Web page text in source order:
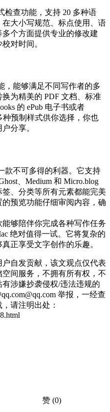
检查功能，支持 20 多种语
大小写规范、标点使用、语
个方面提供专业的修改建
对时间。
，能够满足不同写作者的多
为精美的 PDF 文档、标准
的 ePub 电子书或者
预制样式供你选择，你也
分享。
款不可多得的利器。它支持
、Medium 和 Micro.blog
、分类等所有元素都能完美
预览功能仔细审阅内容，确
够陪伴你完成各种写作任务
绝对值得一试。它将复杂的
正享受文字创作的乐趣。
自发贡献，该文观点仅代表
间服务，不拥有所有权，不
涉嫌抄袭侵权/违法违规的
举报，一经查
请注明出处：
赞 (0)